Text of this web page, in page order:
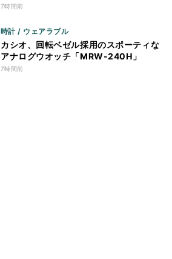
7時間前
時計 / ウェアラブル
カシオ、回転ベゼル採用のスポーティな
アナログウオッチ「MRW-240H」
7時間前